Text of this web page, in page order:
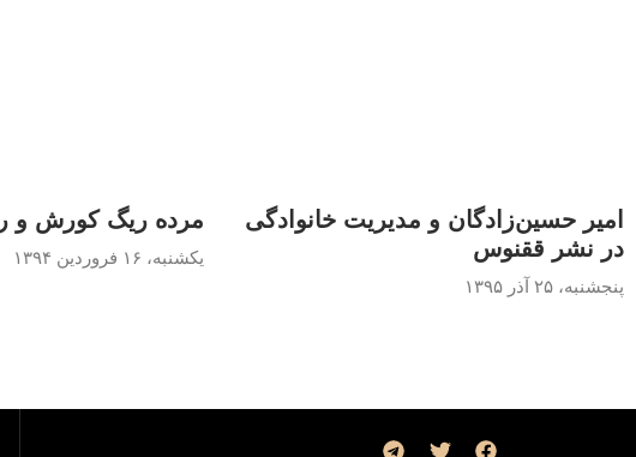
امیر حسین‌زادگان و مدیریت خانوادگی
در نشر ققنوس
پنجشنبه، ۲۵ آذر ۱۳۹۵
مرده ریگ کورش و
یکشنبه، ۱۶ فروردین ۱۳۹۴